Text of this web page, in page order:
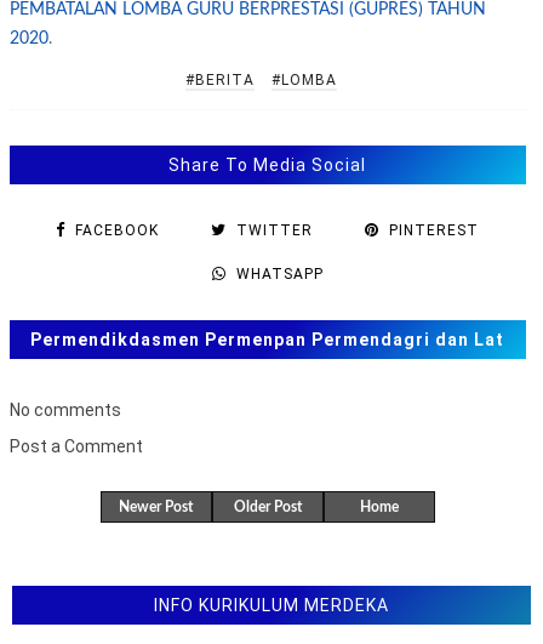
PEMBATALAN LOMBA GURU BERPRESTASI (GUPRES) TAHUN
2020.
#BERITA #LOMBA
Share To Media Social
FACEBOOK TWITTER PINTEREST
WHATSAPP
Permendikdasmen Permenpan Permendagri dan Lat
No comments
Post a Comment
Newer Post Older Post Home
INFO KURIKULUM MERDEKA